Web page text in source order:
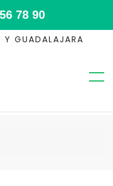
78 90
Y GUADALAJARA